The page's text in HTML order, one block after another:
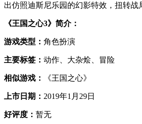
出仿照迪斯尼乐园的幻影特效，扭转战
《王国之心3》简介：
游戏类型： 角色扮演
主要标签： 动作、大杂烩、冒险
相似游戏： 《王国之心》
上市日期： 2019年1月29日
好评度： 暂无